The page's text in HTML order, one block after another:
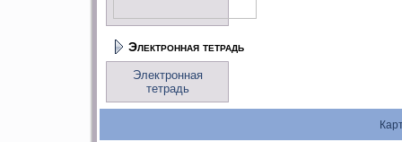
Электронная тетрадь
Электронная
тетрадь